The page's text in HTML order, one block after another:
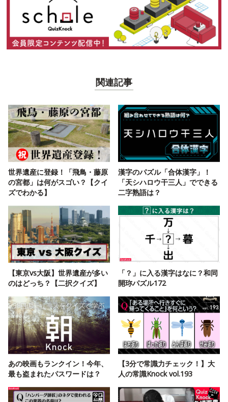
関連記事
世界遺産に登録！「飛鳥・藤原
の宮都」は何がスゴい？【クイ
ズでわかる】
漢字のパズル「合体漢字」！
「天シハロウ干三人」でできる
二字熟語は？
【東京vs大阪】世界遺産が多い
のはどっち？【二択クイズ】
「？」に入る漢字はなに？和同
開珎パズル172
あの映画もランクイン！今年、
最も盗まれたパスワードは？
【3分で常識力チェック！】大
人の常識Knock vol.193